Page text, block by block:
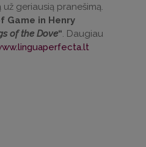
geriausią pranešimą.
Game in Henry
of the Dove“ . Daugiau